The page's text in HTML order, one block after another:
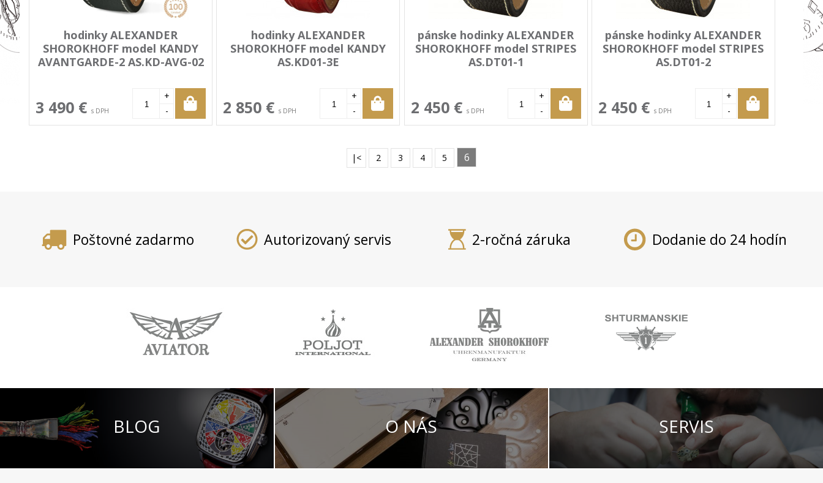
hodinky ALEXANDER
SHOROKHOFF model KANDY
AVANTGARDE-2 AS.KD-AVG-02
3 490 € s DPH
+
-
hodinky ALEXANDER
SHOROKHOFF model KANDY
AS.KD01-3E
2 850 € s DPH
+
-
pánske hodinky ALEXANDER
SHOROKHOFF model STRIPES
AS.DT01-1
2 450 € s DPH
+
-
pánske hodinky ALEXANDER
SHOROKHOFF model STRIPES
AS.DT01-2
2 450 € s DPH
+
-
|< 2 3 4 5 6
Poštovné zadarmo Autorizovaný servis 2-ročná záruka Dodanie do 24 hodín
BLOG O NÁS SERVIS